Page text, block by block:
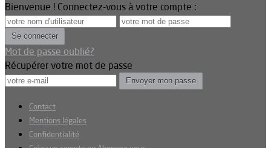
Bienvenue ! Connectez-vous à votre compte :
Mot de passe oublié?
Récupérer votre mot de passe
Contact
Mentions légales
Confidentialité